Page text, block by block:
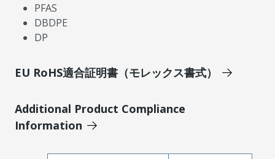
PFAS
DBDPE
DP
EU RoHS適合証明書（モレックス書式）
Additional Product Compliance
Information